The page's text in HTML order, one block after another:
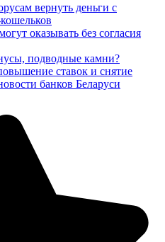
вернуть деньги с
оказывать без согласия
подводные камни?
ставок и снятие
банков Беларуси